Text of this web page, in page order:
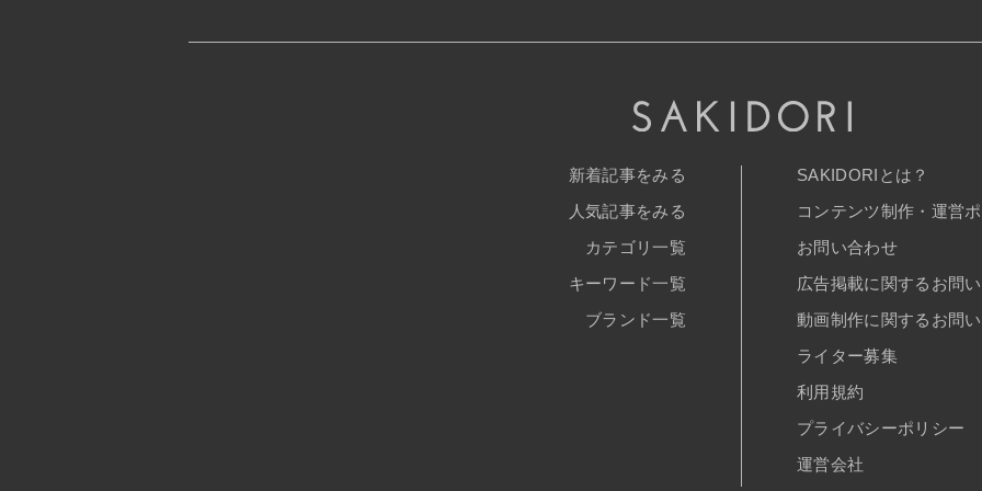
新着記事をみる
人気記事をみる
カテゴリ一覧
キーワード一覧
ブランド一覧
SAKIDORIとは？
コンテンツ制作・運営
お問い合わせ
広告掲載に関するお問
動画制作に関するお問
ライター募集
利用規約
プライバシーポリシー
運営会社